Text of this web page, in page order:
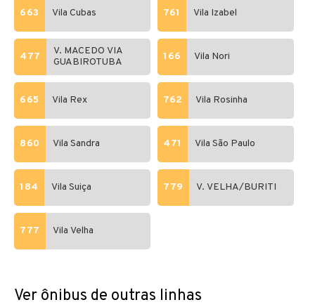
663 Vila Cubas 761 Vila Izabel
477
V. MACEDO VIA
GUABIROTUBA
166 Vila Nori
665 Vila Rex 762 Vila Rosinha
860 Vila Sandra 471 Vila São Paulo
184 Vila Suiça 779 V. VELHA/BURITI
777 Vila Velha
Ver ônibus de outras linhas